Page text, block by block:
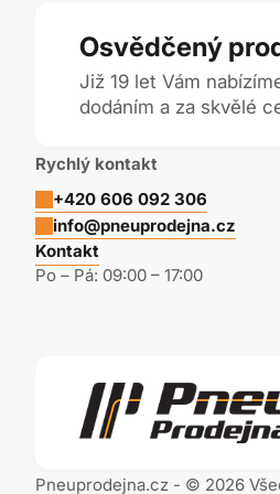
TRIANGLE
UNIROYAL
VREDESTEIN
YOKOHAMA
Osvědčený
Již 19 let Vám
dodáním a za skvělé
Rychlý kontakt
+420 606 092 306
info@pneuprodejna.cz
Kontakt
Po – Pá: 09:00 – 17:00
Pneuprodejna.cz - © 2026